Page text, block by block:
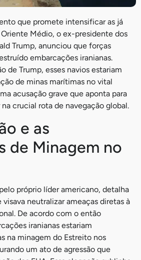
que promete intensificar as já
Médio, o ex-presidente dos
Trump, anunciou que forças
embarcações iranianas.
de Trump, esses navios estariam
de minas marítimas no vital
acusação grave que aponta para
crucial rota de navegação global.
e as
de Minagem no
próprio líder americano, detalha
neutralizar ameaças diretas à
De acordo com o então
iranianas estariam
na minagem do Estreito nos
um ato de agressão que